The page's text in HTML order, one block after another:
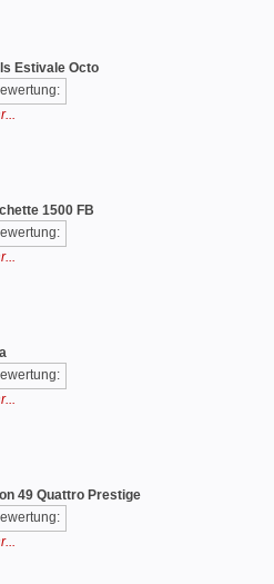
Estivale Octo
1500 FB
49 Quattro Prestige